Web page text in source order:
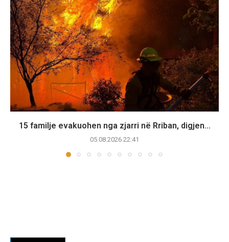
15 familje evakuohen nga zjarri në Rriban, digjen...
05.08.2026 22:41